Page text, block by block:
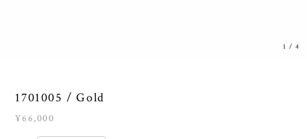
1 /4
1701005 / Gold
¥66,000